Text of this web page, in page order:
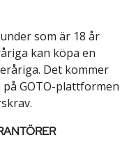
som är 18 år
kan köpa en
Det kommer
GOTO-plattformen